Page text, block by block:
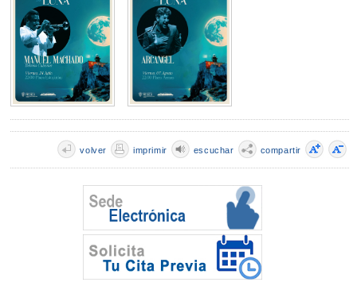
compartir
escuchar
imprimir
volver